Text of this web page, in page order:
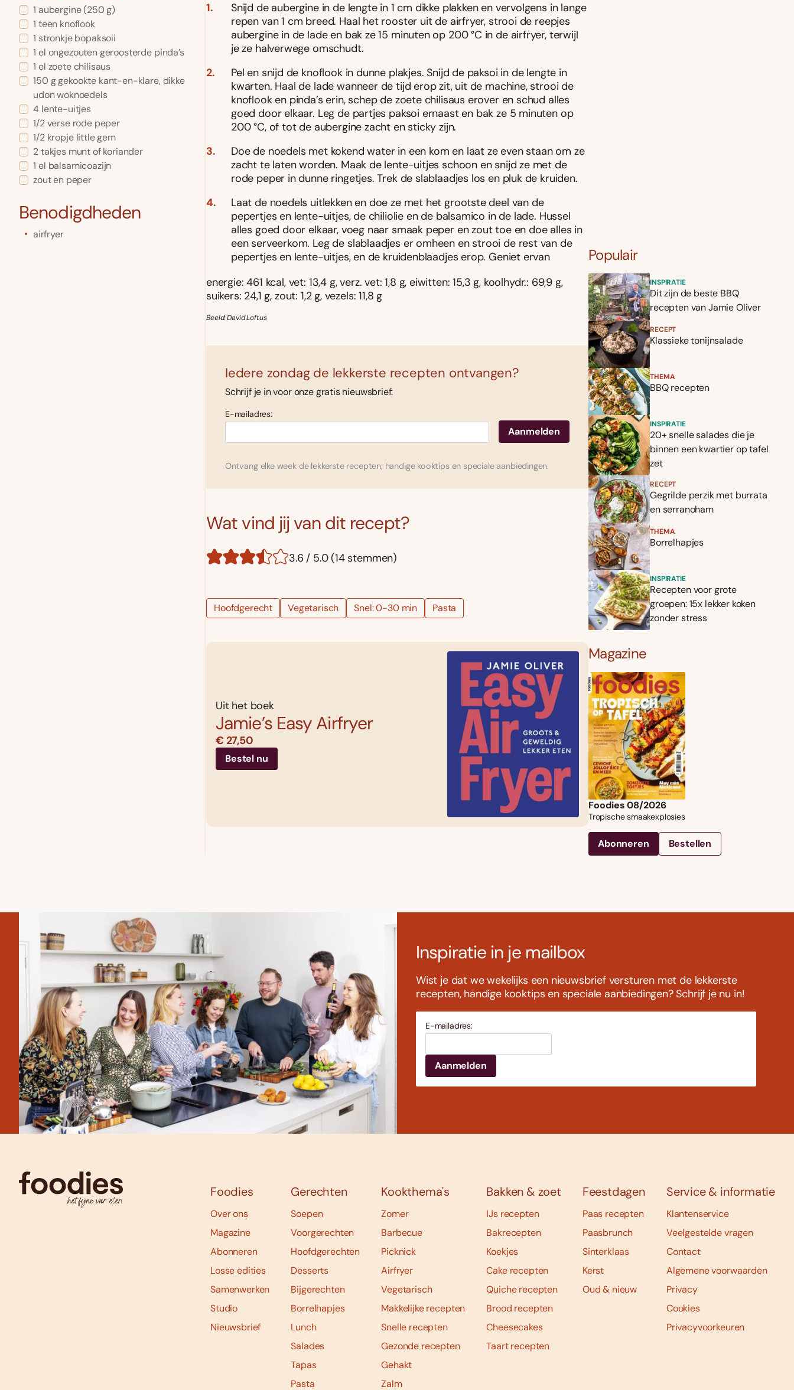
1 aubergine(250 g)
1 teen knoflook
1 stronkje bopaksoii
1 el ongezouten geroosterde pinda’s
1 el zoete chilisaus
150 ggekookte kant-en-klare, dikke
udon woknoedels
4 lente-uitjes
1/2 verse rode peper
1/2 kropje little gem
2takjes munt of koriander
1 el balsamicoazijn
zout en peper
Benodigdheden
airfryer
Snijd de aubergine in de lengte in 1 cm dikke plakken en vervolgens in lange
repen van 1 cm breed. Haal het rooster uit de airfryer, strooi de reepjes
aubergine in de lade en bak ze 15 minuten op 200 °C in de airfryer, terwijl
je ze halverwege omschudt.
Pel en snijd de knoflook in dunne plakjes. Snijd de paksoi in de lengte in
kwarten. Haal de lade wanneer de tijd erop zit, uit de machine, strooi de
knoflook en pinda’s erin, schep de zoete chilisaus erover en schud alles
goed door elkaar. Leg de partjes paksoi ernaast en bak ze 5 minuten op
200 °C, of tot de aubergine zacht en sticky zijn.
Doe de noedels met kokend water in een kom en laat ze even staan om ze
zacht te laten worden. Maak de lente-uitjes schoon en snijd ze met de
rode peper in dunne ringetjes. Trek de slablaadjes los en pluk de kruiden.
Laat de noedels uitlekken en doe ze met het grootste deel van de
pepertjes en lente-uitjes, de chiliolie en de balsamico in de lade. Hussel
alles goed door elkaar, voeg naar smaak peper en zout toe en doe alles in
een serveerkom. Leg de slablaadjes er omheen en strooi de rest van de
pepertjes en lente-uitjes, en de kruidenblaadjes erop. Geniet ervan
energie: 461 kcal, vet: 13,4 g, verz. vet: 1,8 g, eiwitten: 15,3 g, koolhydr.: 69,9 g,
suikers: 24,1 g, zout: 1,2 g, vezels: 11,8 g
Beeld: David Loftus
Iedere zondag de lekkerste recepten ontvangen?
Schrijf je in voor onze gratis nieuwsbrief:
E-mailadres:
Ontvang elke week de lekkerste recepten, handige kooktips en speciale aanbiedingen.
Wat vind jij van dit recept?
3.6 / 5.0 (14 stemmen)
Hoofdgerecht Vegetarisch Snel: 0-30 min Pasta
Uit het boek
Jamie’s Easy Airfryer
€ 27,50
Bestel nu
Populair
INSPIRATIE
Dit zijn de beste BBQ
recepten van Jamie Oliver
RECEPT
Klassieke tonijnsalade
THEMA
BBQ recepten
INSPIRATIE
20+ snelle salades die je
binnen een kwartier op tafel
zet
RECEPT
Gegrilde perzik met burrata
en serranoham
THEMA
Borrelhapjes
INSPIRATIE
Recepten voor grote
groepen: 15x lekker koken
zonder stress
Magazine
Foodies 08/2026
Tropische smaakexplosies
Abonneren Bestellen
Inspiratie in je mailbox
Wist je dat we wekelijks een nieuwsbrief versturen met de lekkerste
recepten, handige kooktips en speciale aanbiedingen? Schrijf je nu in!
E-mailadres:
Foodies
Over ons
Magazine
Abonneren
Losse edities
Samenwerken
Studio
Nieuwsbrief
Gerechten
Soepen
Voorgerechten
Hoofdgerechten
Desserts
Bijgerechten
Borrelhapjes
Lunch
Salades
Tapas
Pasta
Kookthema's
Zomer
Barbecue
Picknick
Airfryer
Vegetarisch
Makkelijke recepten
Snelle recepten
Gezonde recepten
Gehakt
Zalm
Bakken & zoet
IJs recepten
Bakrecepten
Koekjes
Cake recepten
Quiche recepten
Brood recepten
Cheesecakes
Taart recepten
Feestdagen
Paas recepten
Paasbrunch
Sinterklaas
Kerst
Oud & nieuw
Service & informatie
Klantenservice
Veelgestelde vragen
Contact
Algemene voorwaarden
Privacy
Cookies
Privacyvoorkeuren